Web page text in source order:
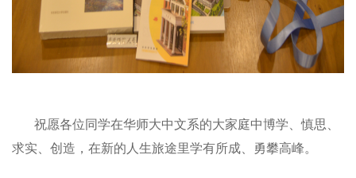
祝愿各位同学在华师大中文系的大家庭中博学、慎思、
求实、创造，在新的人生旅途里学有所成、勇攀高峰。